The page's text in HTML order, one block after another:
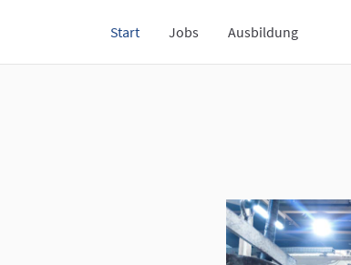
Start Jobs Ausbildung